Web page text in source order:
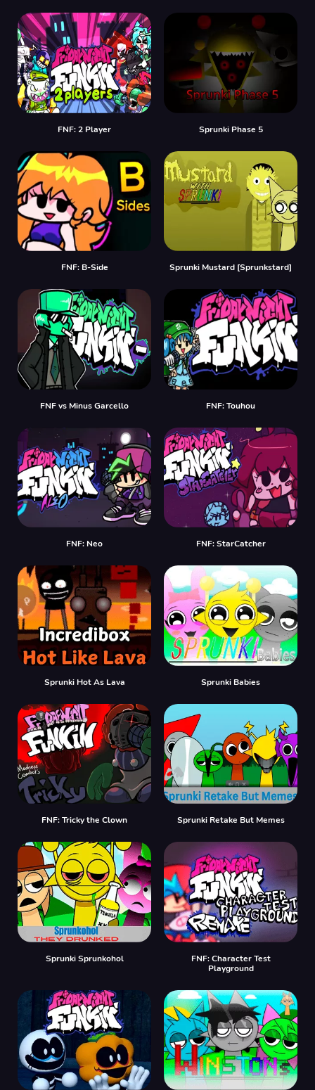
FNF: 2 Player Sprunki Phase 5
FNF: B-Side Sprunki Mustard [Sprunkstard]
FNF vs Minus Garcello FNF: Touhou
FNF: Neo FNF: StarCatcher
Sprunki Hot As Lava Sprunki Babies
FNF: Tricky the Clown Sprunki Retake But Memes
Sprunki Sprunkohol
FNF: Character Test
Playground